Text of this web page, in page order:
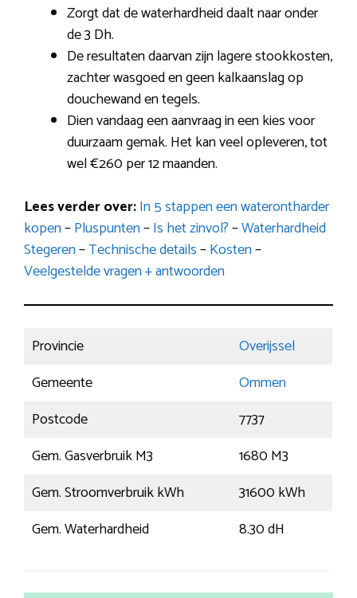
Zorgt dat de waterhardheid daalt naar onder
de 3 Dh.
De resultaten daarvan zijn lagere stookkosten,
zachter wasgoed en geen kalkaanslag op
douchewand en tegels.
Dien vandaag een aanvraag in een kies voor
duurzaam gemak. Het kan veel opleveren, tot
wel €260 per 12 maanden.
Lees verder over:In 5 stappen een waterontharder
kopen–Pluspunten–Is het zinvol?–Waterhardheid
Stegeren–Technische details–Kosten–
Veelgestelde vragen + antwoorden
Provincie
Overijssel
Gemeente
Ommen
Postcode
7737
Gem. Gasverbruik M3
1680 M3
Gem. Stroomverbruik kWh
31600 kWh
Gem. Waterhardheid
8.30 dH